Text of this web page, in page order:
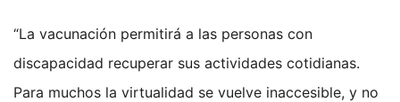
“La vacunación permitirá a las personas con
discapacidad recuperar sus actividades cotidianas.
Para muchos la virtualidad se vuelve inaccesible, y no